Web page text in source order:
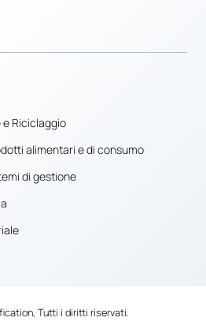
Riciclaggio
alimentari e di consumo
di gestione
Tutti i diritti riservati.